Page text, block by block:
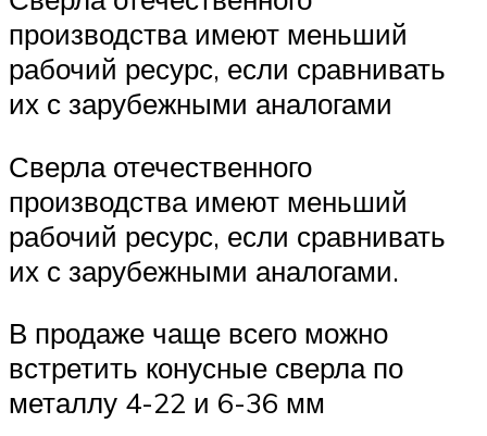
производства имеют меньший
рабочий ресурс, если сравнивать
их с зарубежными аналогами
Сверла отечественного
производства имеют меньший
рабочий ресурс, если сравнивать
их с зарубежными аналогами.
В продаже чаще всего можно
встретить конусные сверла по
металлу 4-22 и 6-36 мм